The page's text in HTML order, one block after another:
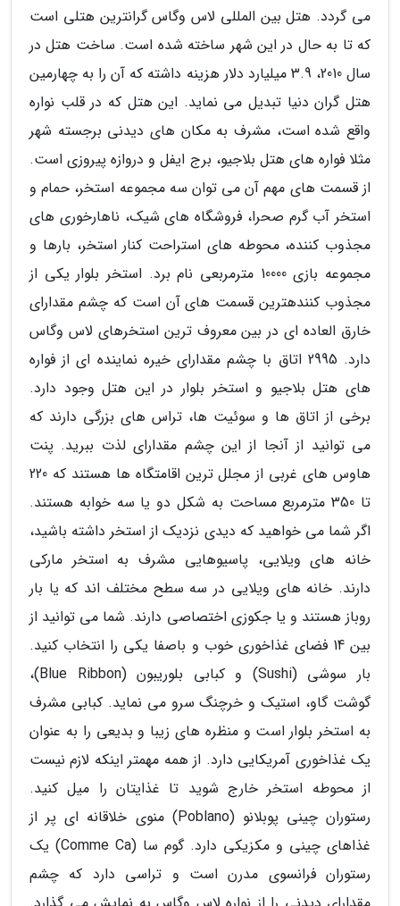
می گردد. هتل بین المللی لاس وگاس گرانترین هتلی است
که تا به حال در این شهر ساخته شده است. ساخت هتل در
سال 2010، 3.9 میلیارد دلار هزینه داشته که آن را به چهارمین
هتل گران دنیا تبدیل می نماید. این هتل که در قلب نواره
واقع شده است، مشرف به مکان های دیدنی برجسته شهر
مثلا فواره های هتل بلاجیو، برج ایفل و دروازه پیروزی است.
از قسمت های مهم آن می توان سه مجموعه استخر، حمام و
استخر آب گرم صحرا، فروشگاه های شیک، ناهارخوری های
مجذوب کننده، محوطه های استراحت کنار استخر، بارها و
مجموعه بازی 10000 مترمربعی نام برد. استخر بلوار یکی از
مجذوب کنندهترین قسمت های آن است که چشم مقدارای
خارق العاده ای در بین معروف ترین استخرهای لاس وگاس
دارد. 2995 اتاق با چشم مقدارای خیره نماینده ای از فواره
های هتل بلاجیو و استخر بلوار در این هتل وجود دارد.
برخی از اتاق ها و سوئیت ها، تراس های بزرگی دارند که
می توانید از آنجا از این چشم مقدارای لذت ببرید. پنت
هاوس های غربی از مجلل ترین اقامتگاه ها هستند که 220
تا 350 مترمربع مساحت به شکل دو یا سه خوابه هستند.
اگر شما می خواهید که دیدی نزدیک از استخر داشته باشید،
خانه های ویلایی، پاسیوهایی مشرف به استخر مارکی
دارند. خانه های ویلایی در سه سطح مختلف اند که یا بار
روباز هستند و یا جکوزی اختصاصی دارند. شما می توانید از
بین 14 فضای غذاخوری خوب و باصفا یکی را انتخاب کنید.
بار سوشی (Sushi) و کبابی بلوریبون (Blue Ribbon)،
گوشت گاو، استیک و خرچنگ سرو می نماید. کبابی مشرف
به استخر بلوار است و منظره های زیبا و بدیعی را به عنوان
یک غذاخوری آمریکایی دارد. از همه مهمتر اینکه لازم نیست
از محوطه استخر خارج شوید تا غذایتان را میل کنید.
رستوران چینی پوبلانو (Poblano) منوی خلاقانه ای پر از
غذاهای چینی و مکزیکی دارد. گوم سا (Comme Ca) یک
رستوران فرانسوی مدرن است و تراسی دارد که چشم